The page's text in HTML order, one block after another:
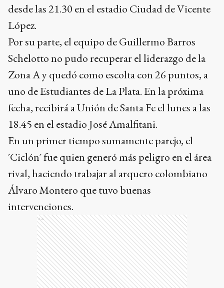
desde las 21.30 en el estadio Ciudad de Vicente
López.
Por su parte, el equipo de Guillermo Barros
Schelotto no pudo recuperar el liderazgo de la
Zona A y quedó como escolta con 26 puntos, a
uno de Estudiantes de La Plata. En la próxima
fecha, recibirá a Unión de Santa Fe el lunes a las
18.45 en el estadio José Amalfitani.
En un primer tiempo sumamente parejo, el
´Ciclón´ fue quien generó más peligro en el área
rival, haciendo trabajar al arquero colombiano
Álvaro Montero que tuvo buenas
intervenciones.
Ads